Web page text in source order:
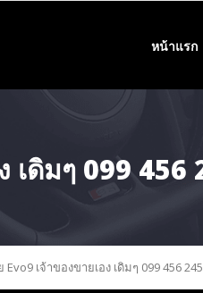
หน้าแรก
เดิมๆ 099
Evo9 เจ้าของขายเอง เดิมๆ 099 456